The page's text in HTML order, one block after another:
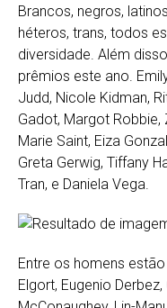
Brancos, negros,
héteros, trans, todos
diversidade. Além
prêmios este ano.
Judd, Nicole Kidman,
Gadot, Margot Robbie,
Marie Saint, Eiza
Greta Gerwig, Tiffany
Tran, e Daniela Vega.
Entre os homens
Elgort, Eugenio